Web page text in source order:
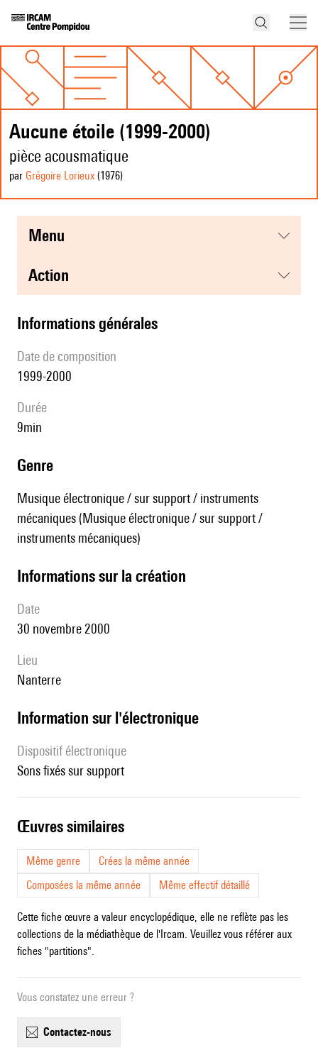
Aucune étoile (1999-2000)
pièce acousmatique
par Grégoire Lorieux (1976)
menu
action
informations générales
date de composition
1999-2000
durée
9min
genre
Musique électronique / sur support / instruments
mécaniques (Musique électronique / sur support /
instruments mécaniques)
informations sur la création
date
30 novembre 2000
lieu
Nanterre
Information sur l'électronique
Dispositif électronique
sons fixés sur support
œuvres similaires
Même genre
Crées la même année
Composées la même année
Même effectif détaillé
Cette fiche œuvre a valeur encyclopédique, elle ne reflète pas les
collections de la médiathèque de l'Ircam. Veuillez vous référer aux
fiches "partitions".
Vous constatez une erreur ?
contactez-nous